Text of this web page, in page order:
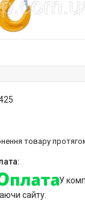
товару
У
сайту.